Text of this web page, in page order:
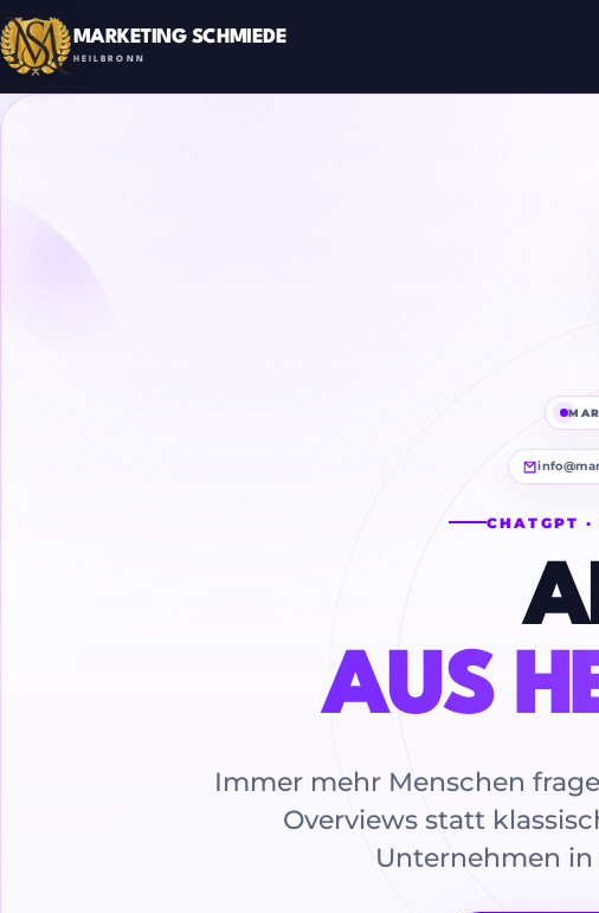
MARKETING SCHMIEDE
HEILBRONN
CHATGPT
AUS
Immer mehr Menschen
Overviews statt
Unternehmen